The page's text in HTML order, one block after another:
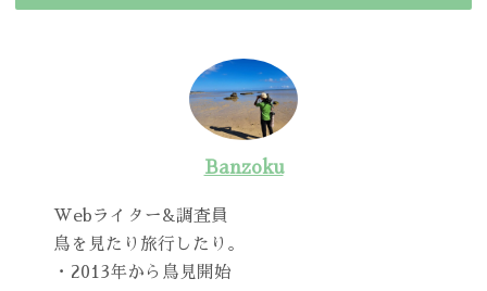
Banzoku
Webライター&調査員
鳥を見たり旅行したり。
・2013年から鳥見開始